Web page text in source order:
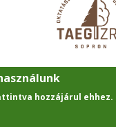
hozzájárul ehhez.